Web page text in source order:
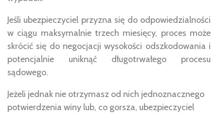
Jeśli ubezpieczyciel przyzna się do odpowiedzialności
w ciągu maksymalnie trzech miesięcy, proces może
skrócić się do negocjacji wysokości odszkodowania i
potencjalnie uniknąć długotrwałego procesu
sądowego.
Jeżeli jednak nie otrzymasz od nich jednoznacznego
potwierdzenia winy lub, co gorsza, ubezpieczyciel